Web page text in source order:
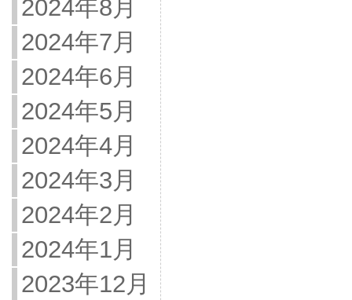
2024年8月
2024年7月
2024年6月
2024年5月
2024年4月
2024年3月
2024年2月
2024年1月
2023年12月